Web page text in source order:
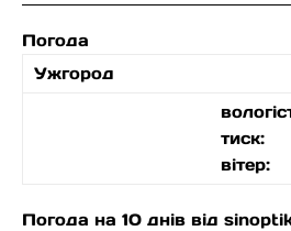
Погода
Ужгород
тиск:
вітер:
Погода на 10 днів від